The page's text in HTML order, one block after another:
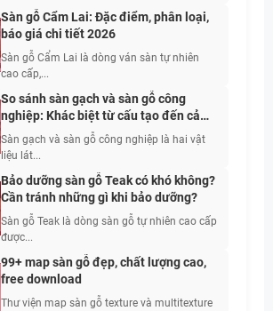
Sàn gỗ Cẩm Lai: Đặc điểm, phân loại,
báo giá chi tiết 2026
Sàn gỗ Cẩm Lai là dòng ván sàn tự nhiên
cao cấp,...
So sánh sàn gạch và sàn gỗ công
nghiệp: Khác biệt từ cấu tạo đến cảm
giác sử dụng
Sàn gạch và sàn gỗ công nghiệp là hai vật
liệu lát...
Bảo dưỡng sàn gỗ Teak có khó không?
Cần tránh những gì khi bảo dưỡng?
Sàn gỗ Teak là dòng sàn gỗ tự nhiên cao cấp
được...
99+ map sàn gỗ đẹp, chất lượng cao,
free download
Thư viện map sàn gỗ texture và multitexture